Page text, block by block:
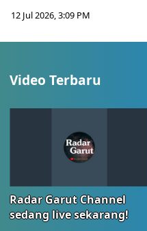
12 Jul 2026, 3:09 PM
Video Terbaru
Radar Garut Channel
sedang live sekarang!